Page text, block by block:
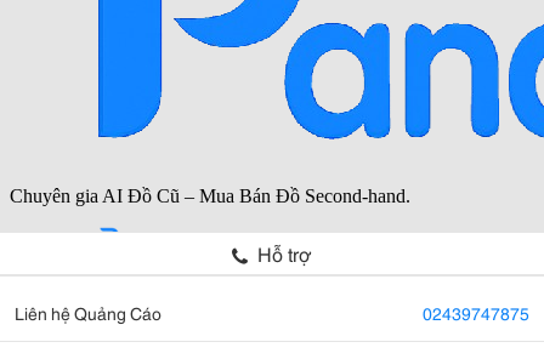
Hỗ trợ
Liên hệ Quảng Cáo 02439747875